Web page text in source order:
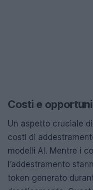
Costi e
Un aspetto cruciale
costi di
modelli AI. Mentre i
l’addestramento
token generato